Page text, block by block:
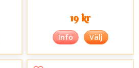
19 kr
Info Välj